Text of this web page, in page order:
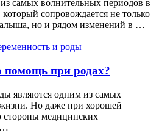
самых волнительных периодов в
сопровождается не только
но и рядом изменений в …
и роды
помощь при родах?
являются одним из самых
Но даже при хорошей
стороны медицинских
…